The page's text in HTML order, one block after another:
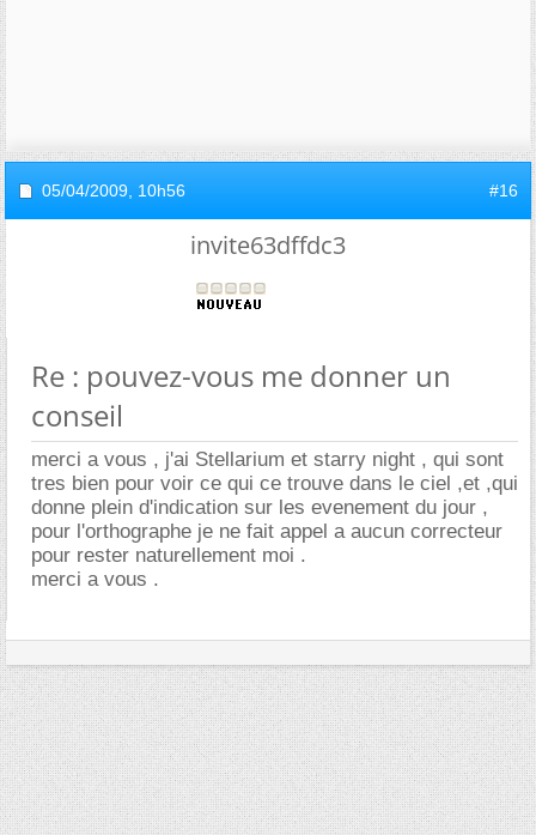
05/04/2009, 10h56 #16
invite63dffdc3
Re : pouvez-vous me donner un
conseil
merci a vous , j'ai Stellarium et starry night , qui sont
tres bien pour voir ce qui ce trouve dans le ciel ,et ,qui
donne plein d'indication sur les evenement du jour ,
pour l'orthographe je ne fait appel a aucun correcteur
pour rester naturellement moi .
merci a vous .